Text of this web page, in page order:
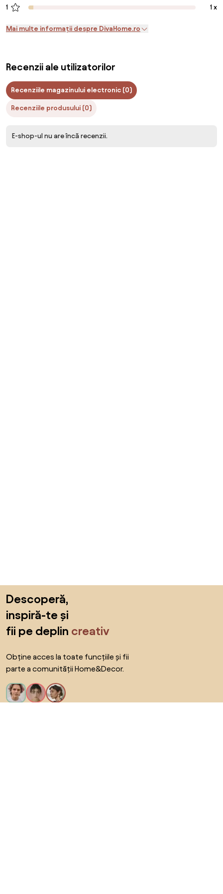
1
1 x
Mai multe informații despre DivaHome.ro
Recenzii ale utilizatorilor
Recenziile magazinului electronic (0)
Recenziile produsului (0)
E-shop-ul nu are încă recenzii.
Descoperă,
inspiră-te și
fii pe deplin creativ
Obține acces la toate funcțiile și fii
parte a comunității Home&Decor.